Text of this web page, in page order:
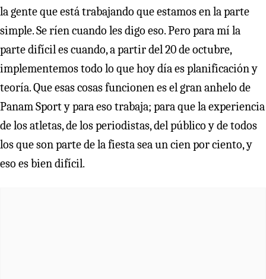
la gente que está trabajando que estamos en la parte
simple. Se ríen cuando les digo eso. Pero para mí la
parte difícil es cuando, a partir del 20 de octubre,
implementemos todo lo que hoy día es planificación y
teoría. Que esas cosas funcionen es el gran anhelo de
Panam Sport y para eso trabaja; para que la experiencia
de los atletas, de los periodistas, del público y de todos
los que son parte de la fiesta sea un cien por ciento, y
eso es bien difícil.